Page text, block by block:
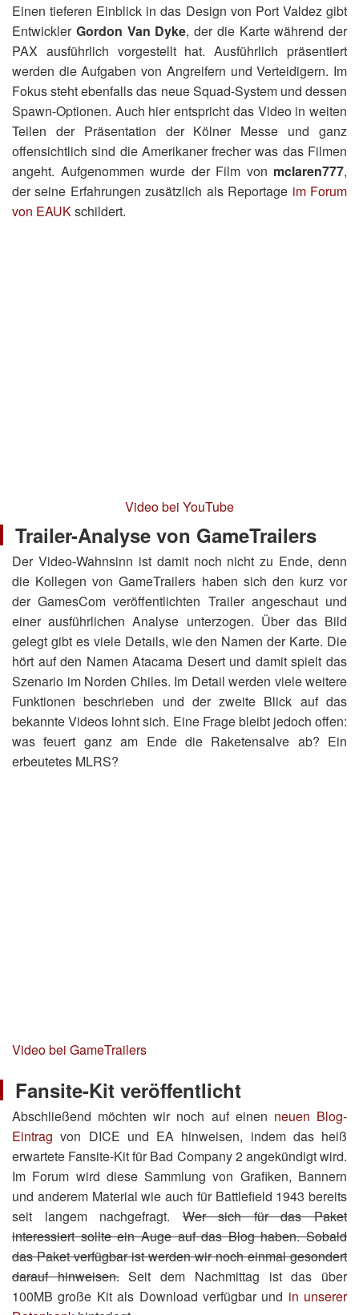
Einen tieferen Einblick in das Design von Port Valdez gibt
Entwickler Gordon Van Dyke, der die Karte während der
PAX ausführlich vorgestellt hat. Ausführlich präsentiert
werden die Aufgaben von Angreifern und Verteidigern. Im
Fokus steht ebenfalls das neue Squad-System und dessen
Spawn-Optionen. Auch hier entspricht das Video in weiten
Teilen der Präsentation der Kölner Messe und ganz
offensichtlich sind die Amerikaner frecher was das Filmen
angeht. Aufgenommen wurde der Film von mclaren777,
der seine Erfahrungen zusätzlich als Reportage im Forum
von EAUKschildert.
Video bei YouTube
Trailer-Analyse von GameTrailers
Der Video-Wahnsinn ist damit noch nicht zu Ende, denn
die Kollegen von GameTrailers haben sich den kurz vor
der GamesCom veröffentlichten Trailer angeschaut und
einer ausführlichen Analyse unterzogen. Über das Bild
gelegt gibt es viele Details, wie den Namen der Karte. Die
hört auf den Namen Atacama Desert und damit spielt das
Szenario im Norden Chiles. Im Detail werden viele weitere
Funktionen beschrieben und der zweite Blick auf das
bekannte Videos lohnt sich. Eine Frage bleibt jedoch offen:
was feuert ganz am Ende die Raketensalve ab? Ein
erbeutetes MLRS?
Video bei GameTrailers
Fansite-Kit veröffentlicht
Abschließend möchten wir noch auf einen neuen Blog-
Eintrag von DICE und EA hinweisen, indem das heiß
erwartete Fansite-Kit für Bad Company 2 angekündigt wird.
Im Forum wird diese Sammlung von Grafiken, Bannern
und anderem Material wie auch für Battlefield 1943 bereits
seit langem nachgefragt.Wer sich für das Paket
interessiert sollte ein Auge auf das Blog haben. Sobald
das Paket verfügbar ist werden wir noch einmal gesondert
darauf hinweisen.Seit dem Nachmittag ist das über
100MB große Kit als Download verfügbar und in unserer